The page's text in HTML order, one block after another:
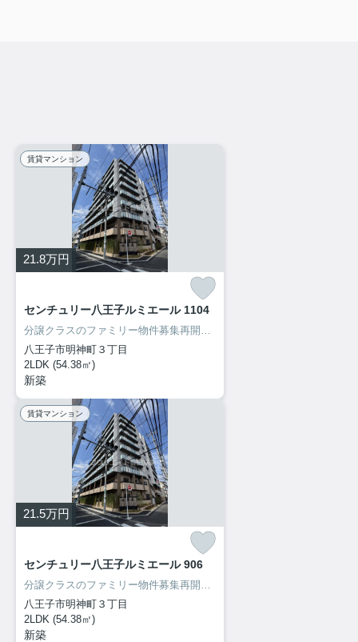
賃貸マンション
21.8万円
センチュリー八王子ルミエール 1104
分譲クラスのファミリー物件募集再開致しました！内見出来ます！
八王子市明神町３丁目
2LDK (54.38㎡)
新築
賃貸マンション
21.5万円
センチュリー八王子ルミエール 906
分譲クラスのファミリー物件募集再開致しました！内見出来ます！
八王子市明神町３丁目
2LDK (54.38㎡)
新築